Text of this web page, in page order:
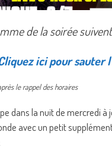
de la soirée
ici pour sauter
le rappel des horaires
dans la nuit de mercredi à
avec un petit